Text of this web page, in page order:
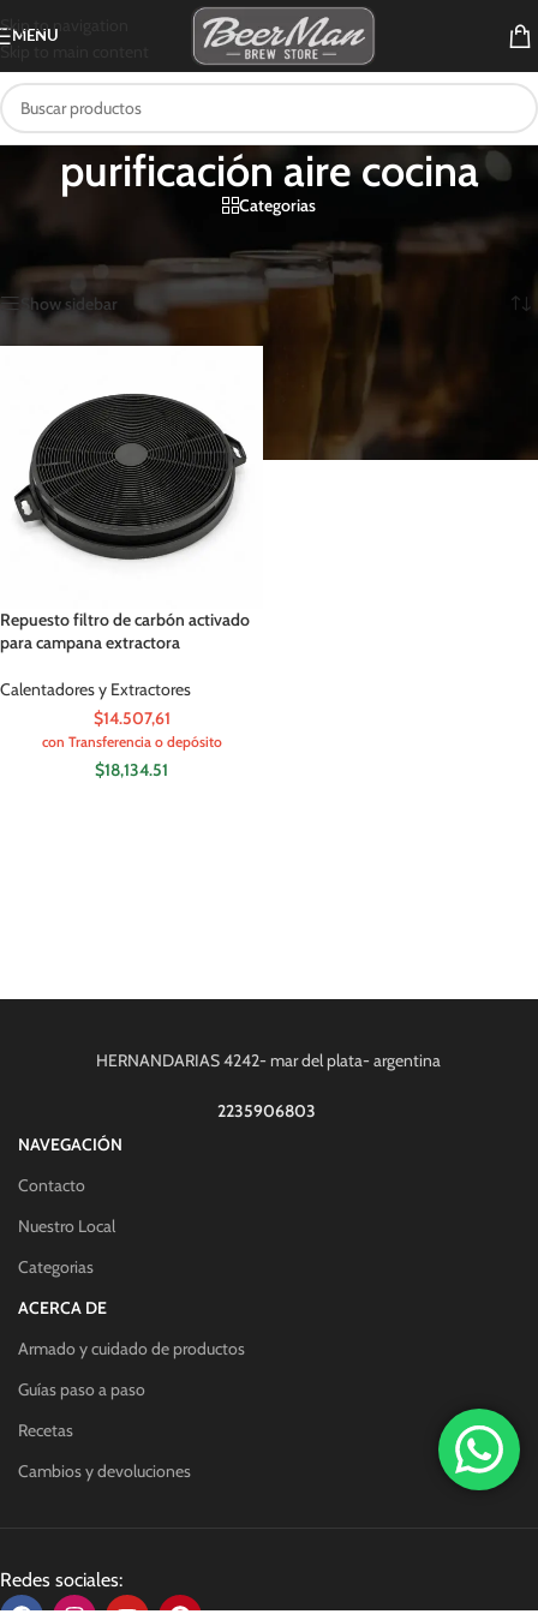
Skip to navigation
Skip to main content
MENU
purificación aire cocina
Categorias
Mostrando el único resultado
Show sidebar
Repuesto filtro de carbón activado
para campana extractora
Calentadores y Extractores
$14.507,61
con Transferencia o depósito
$18,134.51
HERNANDARIAS 4242- mar del plata- argentina
2235906803
NAVEGACIÓN
Contacto
Nuestro Local
Categorias
ACERCA DE
Armado y cuidado de productos
Guías paso a paso
Recetas
Cambios y devoluciones
Redes sociales: